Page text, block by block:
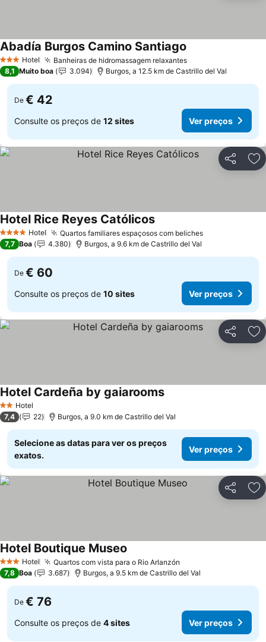
3 EstrelasHotel Banheiras de hidromassagem relaxantes
Abadía Burgos Camino Santiago
8,1 Muito boa 3.094 Burgos, a 12.5 km de Castrillo del Val
De € 42
Consulte os preços de 12 sites Ver preços
Partilhar
4 EstrelasHotel Quartos familiares espaçosos com beliches
Hotel Rice Reyes Católicos
7,7 Boa 4.380 Burgos, a 9.6 km de Castrillo del Val
De € 60
Consulte os preços de 10 sites Ver preços
Partilhar
2 Estrelas
Hotel
Hotel Cardeña by gaiarooms
7,4 22 Burgos, a 9.0 km de Castrillo del Val
Selecione as datas para ver os preços
exatos.
Ver preços
Partilhar
3 EstrelasHotel Quartos com vista para o Rio Arlanzón
Hotel Boutique Museo
7,8 Boa 3.687 Burgos, a 9.5 km de Castrillo del Val
De € 76
Consulte os preços de 4 sites Ver preços